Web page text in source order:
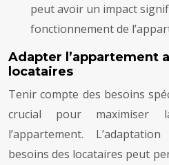
peut avoir un impact
fonctionnement de
Adapter l’appartement
locataires
Tenir compte des besoins
crucial pour maximiser
l’appartement.
besoins des locataires peut